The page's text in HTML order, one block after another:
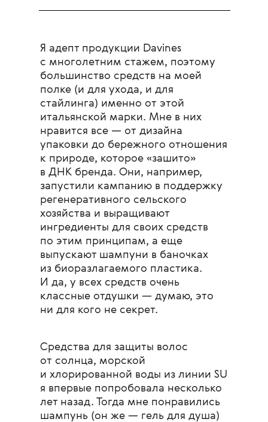
Я адепт продукции Davines
с многолетним стажем, поэтому
большинство средств на моей
полке (и для ухода, и для
стайлинга) именно от этой
итальянской марки. Мне в них
нравится все — от дизайна
упаковки до бережного отношения
к природе, которое «зашито»
в ДНК бренда. Они, например,
запустили кампанию в поддержку
регенеративного сельского
хозяйства и выращивают
ингредиенты для своих средств
по этим принципам, а еще
выпускают шампуни в баночках
из биоразлагаемого пластика.
И да, у всех средств очень
классные отдушки — думаю, это
ни для кого не секрет.
Средства для защиты волос
от солнца, морской
и хлорированной воды из линии SU
я впервые попробовала несколько
лет назад. Тогда мне понравились
шампунь (он же — гель для душа)